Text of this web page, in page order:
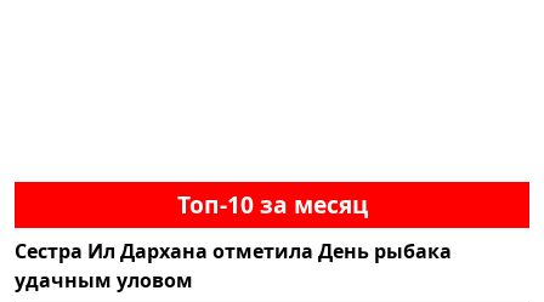
Топ-10 за месяц
Сестра Ил Дархана отметила День рыбака
удачным уловом